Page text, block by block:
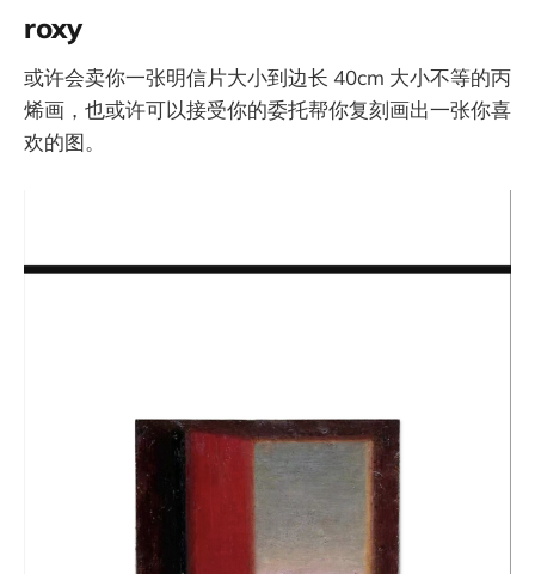
roxy
或许会卖你一张明信片大小到边长 40cm 大小不等的丙
烯画，也或许可以接受你的委托帮你复刻画出一张你喜
欢的图。